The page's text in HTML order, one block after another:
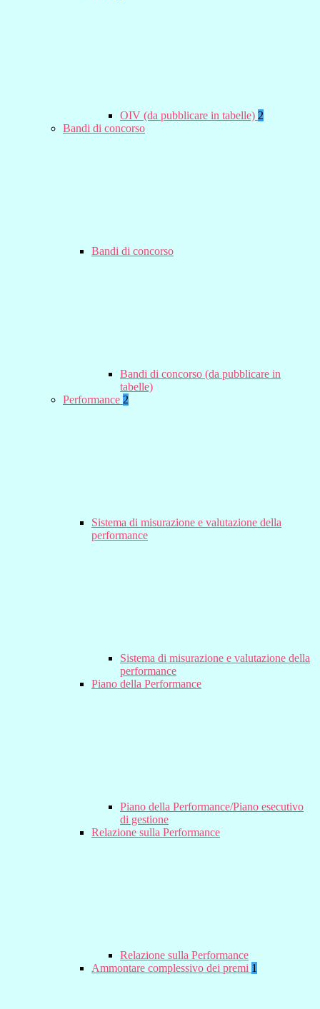
OIV (da pubblicare in tabelle) 2
Bandi di concorso
Bandi di concorso
Bandi di concorso (da pubblicare in
tabelle)
Performance 2
Sistema di misurazione e valutazione della
performance
Sistema di misurazione e valutazione della
performance
Piano della Performance
Piano della Performance/Piano esecutivo
di gestione
Relazione sulla Performance
Relazione sulla Performance
Ammontare complessivo dei premi 1